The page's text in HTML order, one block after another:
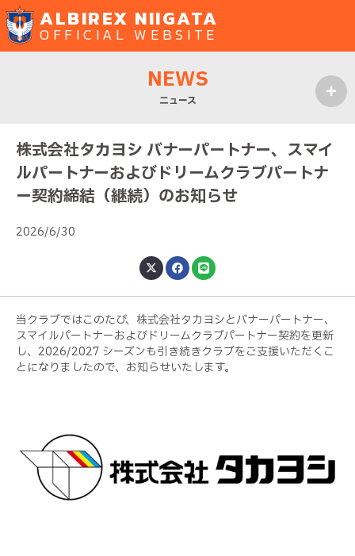
ALBIREX NIIGATA
OFFICIAL WEBSITE
NEWS
ニュース
株式会社タカヨシ バナーパートナー、スマイ
ルパートナーおよびドリームクラブパートナ
ー契約締結（継続）のお知らせ
2026/6/30
当クラブではこのたび、株式会社タカヨシとバナーパートナー、
スマイルパートナーおよびドリームクラブパートナー契約を更新
し、2026/2027 シーズンも引き続きクラブをご支援いただくこ
とになりましたので、お知らせいたします。